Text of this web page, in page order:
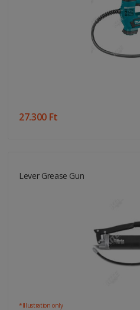
27.300 Ft
Lever Grease Gun
*Illustration only